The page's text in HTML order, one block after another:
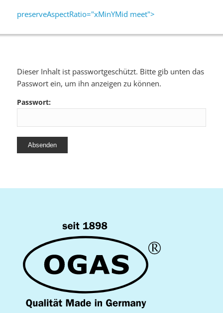
preserveAspectRatio="xMinYMid meet">
Dieser Inhalt ist passwortgeschützt. Bitte gib unten das
Passwort ein, um ihn anzeigen zu können.
Passwort: